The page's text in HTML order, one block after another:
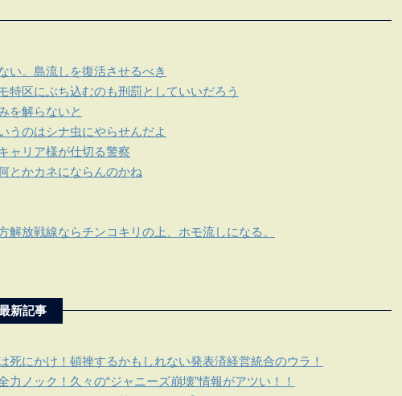
い。島流しを復活させるべき
特区にぶち込むのも刑罰としていいだろう
を解らないと
うのはシナ虫にやらせんだよ
ャリア様が仕切る警察
とかカネにならんのかね
解放戦線ならチンコキリの上、ホモ流しになる。
新記事
死にかけ！頓挫するかもしれない発表済経営統合のウラ！
力ノック！久々の“ジャニーズ崩壊”情報がアツい！！